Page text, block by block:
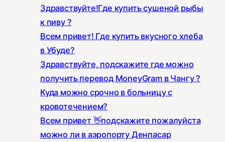
Здравствуйте!Где купить сушеной рыбы
к пиву ?
Всем привет! Где купить вкусного хлеба
в Убуде?
Здравствуйте, подскажите где можно
получить перевод MoneyGram в Чангу ?
Куда можно срочно в больницу с
кровотечением?
Всем привет 👋подскажите пожалуйста
можно ли в аэропорту Денпасар